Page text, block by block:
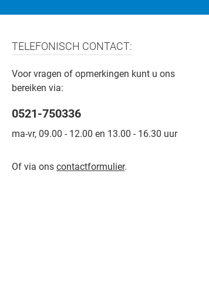
TELEFONISCH CONTACT:
Voor vragen of opmerkingen kunt u ons
bereiken via:
0521-750336
ma-vr, 09.00 - 12.00 en 13.00 - 16.30 uur
Of via ons contactformulier.